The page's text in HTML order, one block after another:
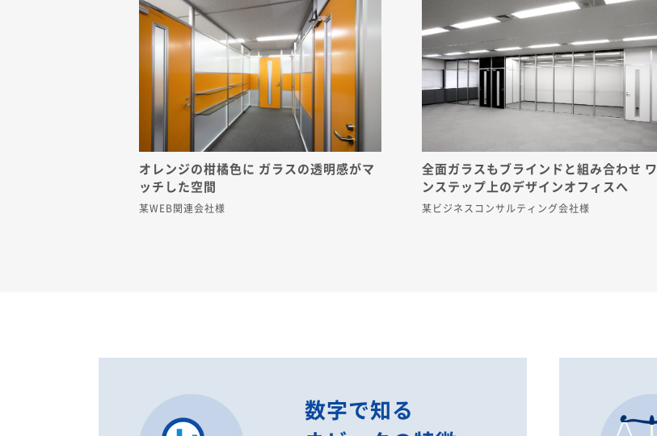
オレンジの柑橘色に ガラスの透明感がマ
ッチした空間
某WEB関連会社様
全面ガラスもブラインドと組み合わせ ワ
ンステップ上のデザインオフィスへ
某ビジネスコンサルティング会社様
数字で知る